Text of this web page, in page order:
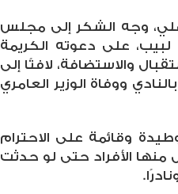
وجه الشكر إلى مجلس
لبيب، على دعوته الكريمة
والاستضافة، لافتًا إلى
ووفاة الوزير العامري
وقائمة على الاحترام
منها الأفراد حتى لو حدثت